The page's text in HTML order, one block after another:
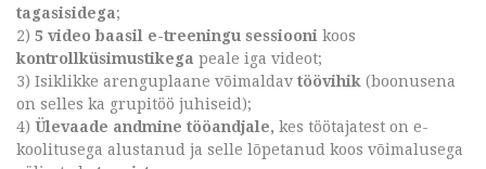
tagasisidega;
2) 5 video baasil e-treeningu sessiooni koos
kontrollküsimustikega peale iga videot;
3) Isiklikke arenguplaane võimaldav töövihik (boonusena
on selles ka grupitöö juhiseid);
4) Ülevaade andmine tööandjale, kes töötajatest on e-
koolitusega alustanud ja selle lõpetanud koos võimalusega